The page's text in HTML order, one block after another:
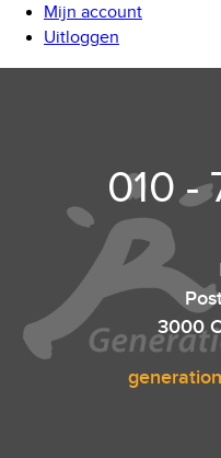
Mijn account
Uitloggen
010 -
3000